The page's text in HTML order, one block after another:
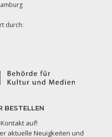
durch:
BESTELLEN
auf!
aktuelle Neuigkeiten und